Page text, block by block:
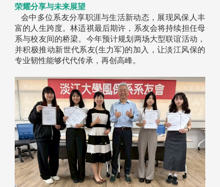
荣耀分享与未来展望
会中多位系友分享职涯与生活新动态，展现风保人丰
富的人生跨度。林适祺最后期许，系友会将持续担任母
系与校友间的桥梁。今年预计规划两场大型联谊活动，
并积极推动新世代系友(生力军)的加入，让淡江风保的
专业韧性能够代代传承，再创高峰。